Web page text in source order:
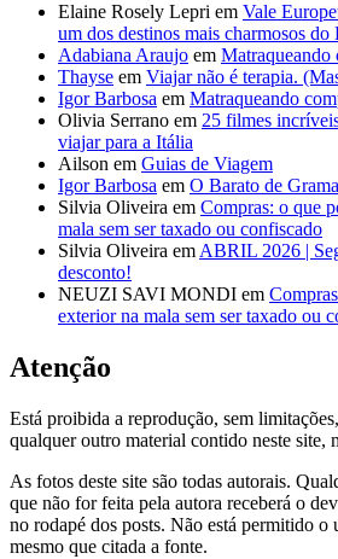
Elaine Rosely Lepri em Vale
um dos destinos mais charmosos do
Adabiana Araujo em Matraqueando
Thayse em Viajar não é terapia.
Igor Barbosa em Matraqueando
Olivia Serrano em 25 filmes
viajar para a Itália
Ailson em Guias de Viagem
Igor Barbosa em O Barato de
Silvia Oliveira em Compras: o que
mala sem ser taxado ou confiscado
Silvia Oliveira emABRIL 2026 |
desconto!
NEUZI SAVI MONDI em
exterior na mala sem ser taxado ou
Atenção
Está proibida a reprodução, sem
qualquer outro material contido neste site,
As fotos deste site são todas autorais.
que não for feita pela autora receberá o
no rodapé dos posts. Não está permitido o
mesmo que citada a fonte.